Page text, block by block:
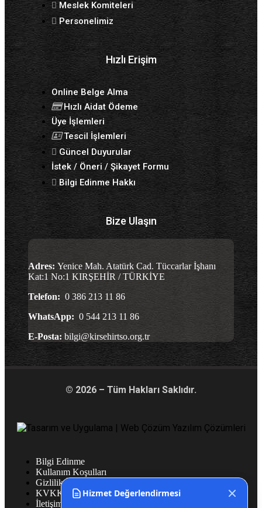
Meslek Komiteleri
Personelimiz
Hızlı Erişim
Online Belge Alma
Hızlı Aidat Ödeme
Üye İşlemleri
Tescil İşlemleri
Güncel Duyurular
İstek / Öneri / Şikayet Formu
Bilgi Edinme Hakkı
Bize Ulaşın
Adres: Yenice Mah. Atatürk Cad. Tüccarlar İşhanı
Kat:1 No:1 KIRŞEHİR / TÜRKİYE
Telefon: 0 386 213 11 86
WhatsApp: 0 544 213 11 86
E-Posta: bilgi@kirsehirtso.org.tr
© 2026 – Tüm Hakları Saklıdır.
Bilgi Edinme
Kullanım Koşulları
Gizlilik İlkeleri
KVKK
İletişim
Hizmet Değerlendirmesi